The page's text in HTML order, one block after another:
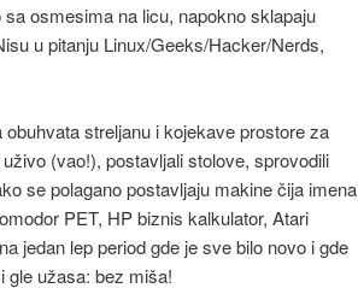
osmesima na licu, napokno sklapaju
u pitanju Linux/Geeks/Hacker/Nerds,
streljanu i kojekave prostore za
(vao!), postavljali stolove, sprovodili
se polagano postavljaju makine čija imena
PET, HP biznis kalkulator, Atari
jedan lep period gde je sve bilo novo i gde
gle užasa: bez miša!